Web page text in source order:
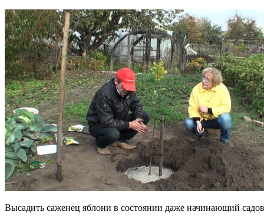
Высадить саженец яблони в состоянии даже начинающий